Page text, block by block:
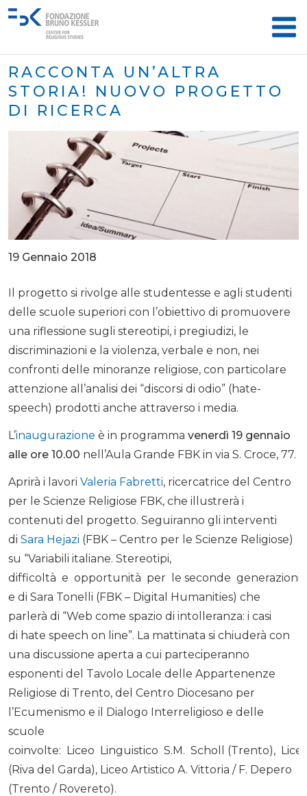
RACCONTA UN’ALTRA
STORIA! NUOVO PROGETTO
DI RICERCA
19 Gennaio 2018
Il progetto si rivolge alle studentesse e agli studenti
delle scuole superiori con l’obiettivo di promuovere
una riflessione sugli stereotipi, i pregiudizi, le
discriminazioni e la violenza, verbale e non, nei
confronti delle minoranze religiose, con particolare
attenzione all’analisi dei “discorsi di odio” (hate-
speech) prodotti anche attraverso i media.
L’inaugurazione è in programma venerdì 19 gennaio
alle ore 10.00 nell’Aula Grande FBK in via S. Croce, 77.
Aprirà i lavori Valeria Fabretti, ricercatrice del Centro
per le Scienze Religiose FBK, che illustrerà i
contenuti del progetto. Seguiranno gli interventi
di Sara Hejazi (FBK – Centro per le Scienze Religiose)
su “Variabili italiane. Stereotipi,
difficoltà e opportunità per le seconde generazioni
e di Sara Tonelli (FBK – Digital Humanities) che
parlerà di “Web come spazio di intolleranza: i casi
di hate speech on line”. La mattinata si chiuderà con
una discussione aperta a cui parteciperanno
esponenti del Tavolo Locale delle Appartenenze
Religiose di Trento, del Centro Diocesano per
l’Ecumenismo e il Dialogo Interreligioso e delle
scuole
coinvolte: Liceo Linguistico S.M. Scholl (Trento),
(Riva del Garda), Liceo Artistico A. Vittoria / F. Depero
(Trento / Rovereto).